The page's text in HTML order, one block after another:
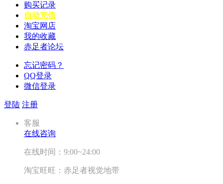
购买记录
自动充值
淘宝网店
我的收藏
赤足者论坛
忘记密码？
QQ登录
微信登录
登陆 注册
客服
在线咨询
在线时间：9:00~24:00
淘宝旺旺：赤足者视觉地带